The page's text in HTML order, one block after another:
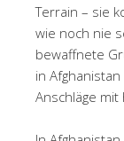
Terrain – sie
wie noch nie
bewaffnete
in
Anschläge